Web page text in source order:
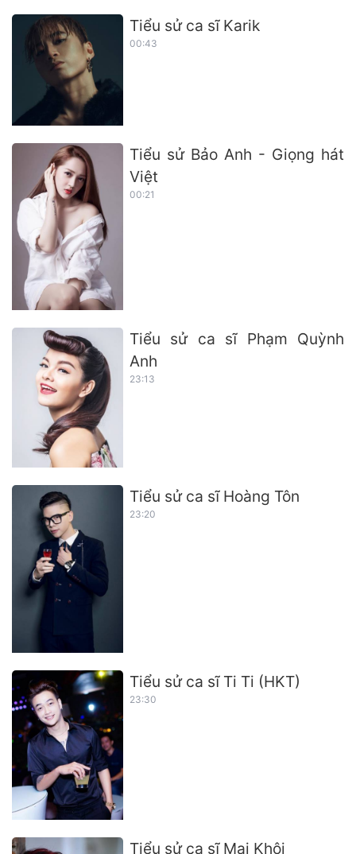
Tiểu sử ca sĩ Karik
00:43
Tiểu sử Bảo Anh - Giọng hát
Việt
00:21
Tiểu sử ca sĩ Phạm Quỳnh
Anh
23:13
Tiểu sử ca sĩ Hoàng Tôn
23:20
Tiểu sử ca sĩ Ti Ti (HKT)
23:30
Tiểu sử ca sĩ Mai Khôi